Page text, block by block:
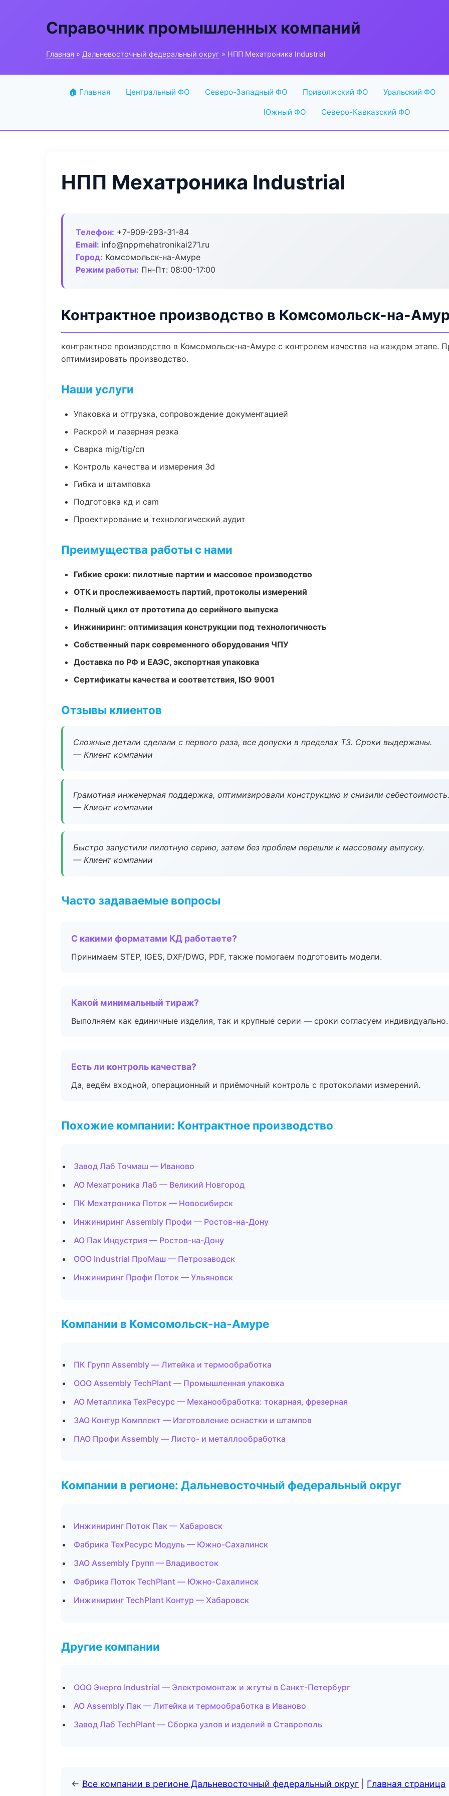
Справочник промышленных компаний
Главная » Дальневосточный федеральный округ » НПП Мехатроника Industrial
🏠 Главная Центральный ФО Северо-Западный ФО Приволжский ФО Уральский ФО
Южный ФО Северо-Кавказский ФО
НПП Мехатроника Industrial
Телефон: +7-909-293-31-84
Email: info@nppmehatronikai271.ru
Город: Комсомольск-на-Амуре
Режим работы: Пн-Пт: 08:00-17:00
Контрактное производство в Комсомольск-на-
контрактное производство в Комсомольск-на-Амуре с контролем качества на каждом этапе.
оптимизировать производство.
Наши услуги
Упаковка и отгрузка, сопровождение документацией
Раскрой и лазерная резка
Сварка mig/tig/сп
Контроль качества и измерения 3d
Гибка и штамповка
Подготовка кд и cam
Проектирование и технологический аудит
Преимущества работы с нами
Гибкие сроки: пилотные партии и массовое производство
ОТК и прослеживаемость партий, протоколы измерений
Полный цикл от прототипа до серийного выпуска
Инжиниринг: оптимизация конструкции под технологичность
Собственный парк современного оборудования ЧПУ
Доставка по РФ и ЕАЭС, экспортная упаковка
Сертификаты качества и соответствия, ISO 9001
Отзывы клиентов
Сложные детали сделали с первого раза, все допуски в пределах ТЗ. Сроки выдержаны.
— Клиент компании
Грамотная инженерная поддержка, оптимизировали конструкцию и снизили себестоимость.
— Клиент компании
Быстро запустили пилотную серию, затем без проблем перешли к массовому выпуску.
— Клиент компании
Часто задаваемые вопросы
С какими форматами КД работаете?
Принимаем STEP, IGES, DXF/DWG, PDF, также помогаем подготовить модели.
Какой минимальный тираж?
Выполняем как единичные изделия, так и крупные серии — сроки согласуем индивидуально.
Есть ли контроль качества?
Да, ведём входной, операционный и приёмочный контроль с протоколами измерений.
Похожие компании: Контрактное производство
Завод Лаб Точмаш — Иваново
АО Мехатроника Лаб — Великий Новгород
ПК Мехатроника Поток — Новосибирск
Инжиниринг Assembly Профи — Ростов-на-Дону
АО Пак Индустрия — Ростов-на-Дону
ООО Industrial ПроМаш — Петрозаводск
Инжиниринг Профи Поток — Ульяновск
Компании в Комсомольск-на-Амуре
ПК Групп Assembly — Литейка и термообработка
ООО Assembly TechPlant — Промышленная упаковка
АО Металлика ТехРесурс — Механообработка: токарная, фрезерная
ЗАО Контур Комплект — Изготовление оснастки и штампов
ПАО Профи Assembly — Листо- и металлообработка
Компании в регионе: Дальневосточный федеральный округ
Инжиниринг Поток Пак — Хабаровск
Фабрика ТехРесурс Модуль — Южно-Сахалинск
ЗАО Assembly Групп — Владивосток
Фабрика Поток TechPlant — Южно-Сахалинск
Инжиниринг TechPlant Контур — Хабаровск
Другие компании
ООО Энерго Industrial — Электромонтаж и жгуты в Санкт-Петербург
АО Assembly Пак — Литейка и термообработка в Иваново
Завод Лаб TechPlant — Сборка узлов и изделий в Ставрополь
← Все компании в регионе Дальневосточный федеральный округ Главная страница